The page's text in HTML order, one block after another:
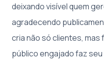
deixando visível quem
agradecendo
cria não só clientes, mas
público engajado faz